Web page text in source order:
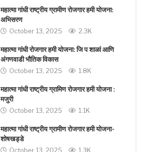
महात्मा गांधी राष्ट्रीय ग्रामीण रोजगार हमी योजना:
अभिसरण
October 13, 2025 2.3K
महात्मा गांधी रोजगार हमी योजना: जि प शाळां आणि
अंगणवाडी भौतिक विकास
October 13, 2025 1.8K
महात्मा गांधी राष्ट्रीय ग्रामिण रोजगार हमी योजना :
मजुरी
October 13, 2025 1.1K
महात्मा गांधी राष्ट्रीय ग्रामीण रोजगार हमी योजना-
शोषखड्डे
October 13, 2025 1.3K